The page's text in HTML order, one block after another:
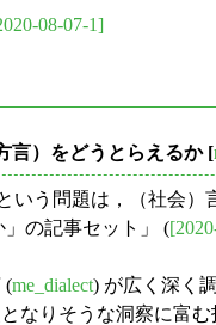
08-07-1]
言）をどうとらえるか[
いう問題は，（社会
」の記事セット」 (
(me_dialect) が広く深く
なりそうな洞察に富